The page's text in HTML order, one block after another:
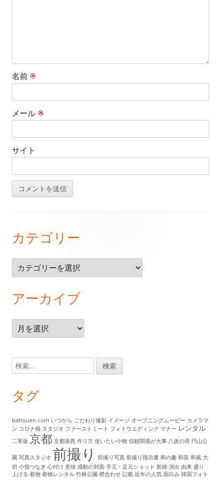
名前 ※
メール ※
サイト
ッ
タ
ー・
コ
ン
テ
ツ
カテゴリー
テ
リ
アーカイブ
ー
イ
ブ
検
索:
タグ
bishouen.com いつから こだわり撮影 イメージ オープニングムービー カメラマ
ン コロナ禍 スタジオ ファーストミート フォトウエディング マナー レンタル
二寧坂 京都 京都洛西 作り方 使いたい小物 信頼関係が大事 八坂の塔 円山公
園 写真スタジオ 前撮り 前撮り写真 前撮り指示書 和の趣 和装 和風 大
切 小指つなぎ 心付け 意味 感動の対面 手元・足元ショット 新婦 演出 由来 盛り
上げる 着物 着物レンタル 竹林公園 襟合わせ 記載 近年の人気 面白み 韓国フォト